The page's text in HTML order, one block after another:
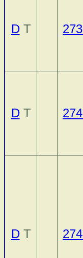
DT
DT
DT